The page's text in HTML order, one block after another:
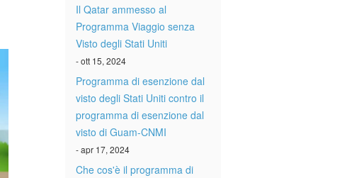
Il Qatar ammesso al
Programma Viaggio senza
Visto degli Stati Uniti
- ott 15, 2024
Programma di esenzione dal
visto degli Stati Uniti contro il
programma di esenzione dal
visto di Guam-CNMI
- apr 17, 2024
Che cos'è il programma di